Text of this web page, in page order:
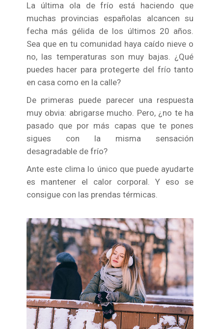
La última ola de frío está haciendo que
muchas provincias españolas alcancen su
fecha más gélida de los últimos 20 años.
Sea que en tu comunidad haya caído nieve o
no, las temperaturas son muy bajas. ¿Qué
puedes hacer para protegerte del frío tanto
en casa como en la calle?
De primeras puede parecer una respuesta
muy obvia: abrigarse mucho. Pero, ¿no te ha
pasado que por más capas que te pones
sigues con la misma sensación
desagradable de frío?
Ante este clima lo único que puede ayudarte
es mantener el calor corporal. Y eso se
consigue con las prendas térmicas.